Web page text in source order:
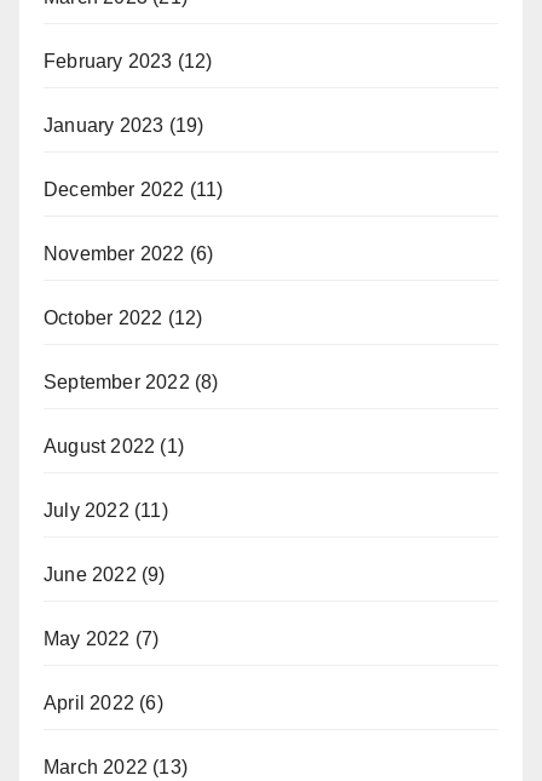
February 2023 (12)
January 2023 (19)
December 2022 (11)
November 2022 (6)
October 2022 (12)
September 2022 (8)
August 2022 (1)
July 2022 (11)
June 2022 (9)
May 2022 (7)
April 2022 (6)
March 2022 (13)